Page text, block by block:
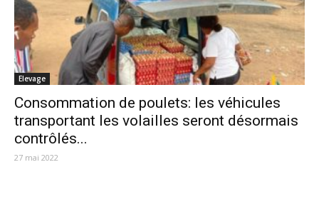
Elevage
Consommation de poulets: les véhicules
transportant les volailles seront désormais
contrôlés...
27 mai 2022